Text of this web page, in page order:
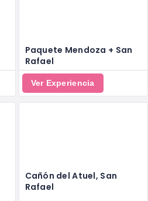
Paquete Mendoza + San
Rafael
Ver Experiencia
Cañón del Atuel, San
Rafael